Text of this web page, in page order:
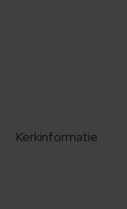
Kerkinformatie